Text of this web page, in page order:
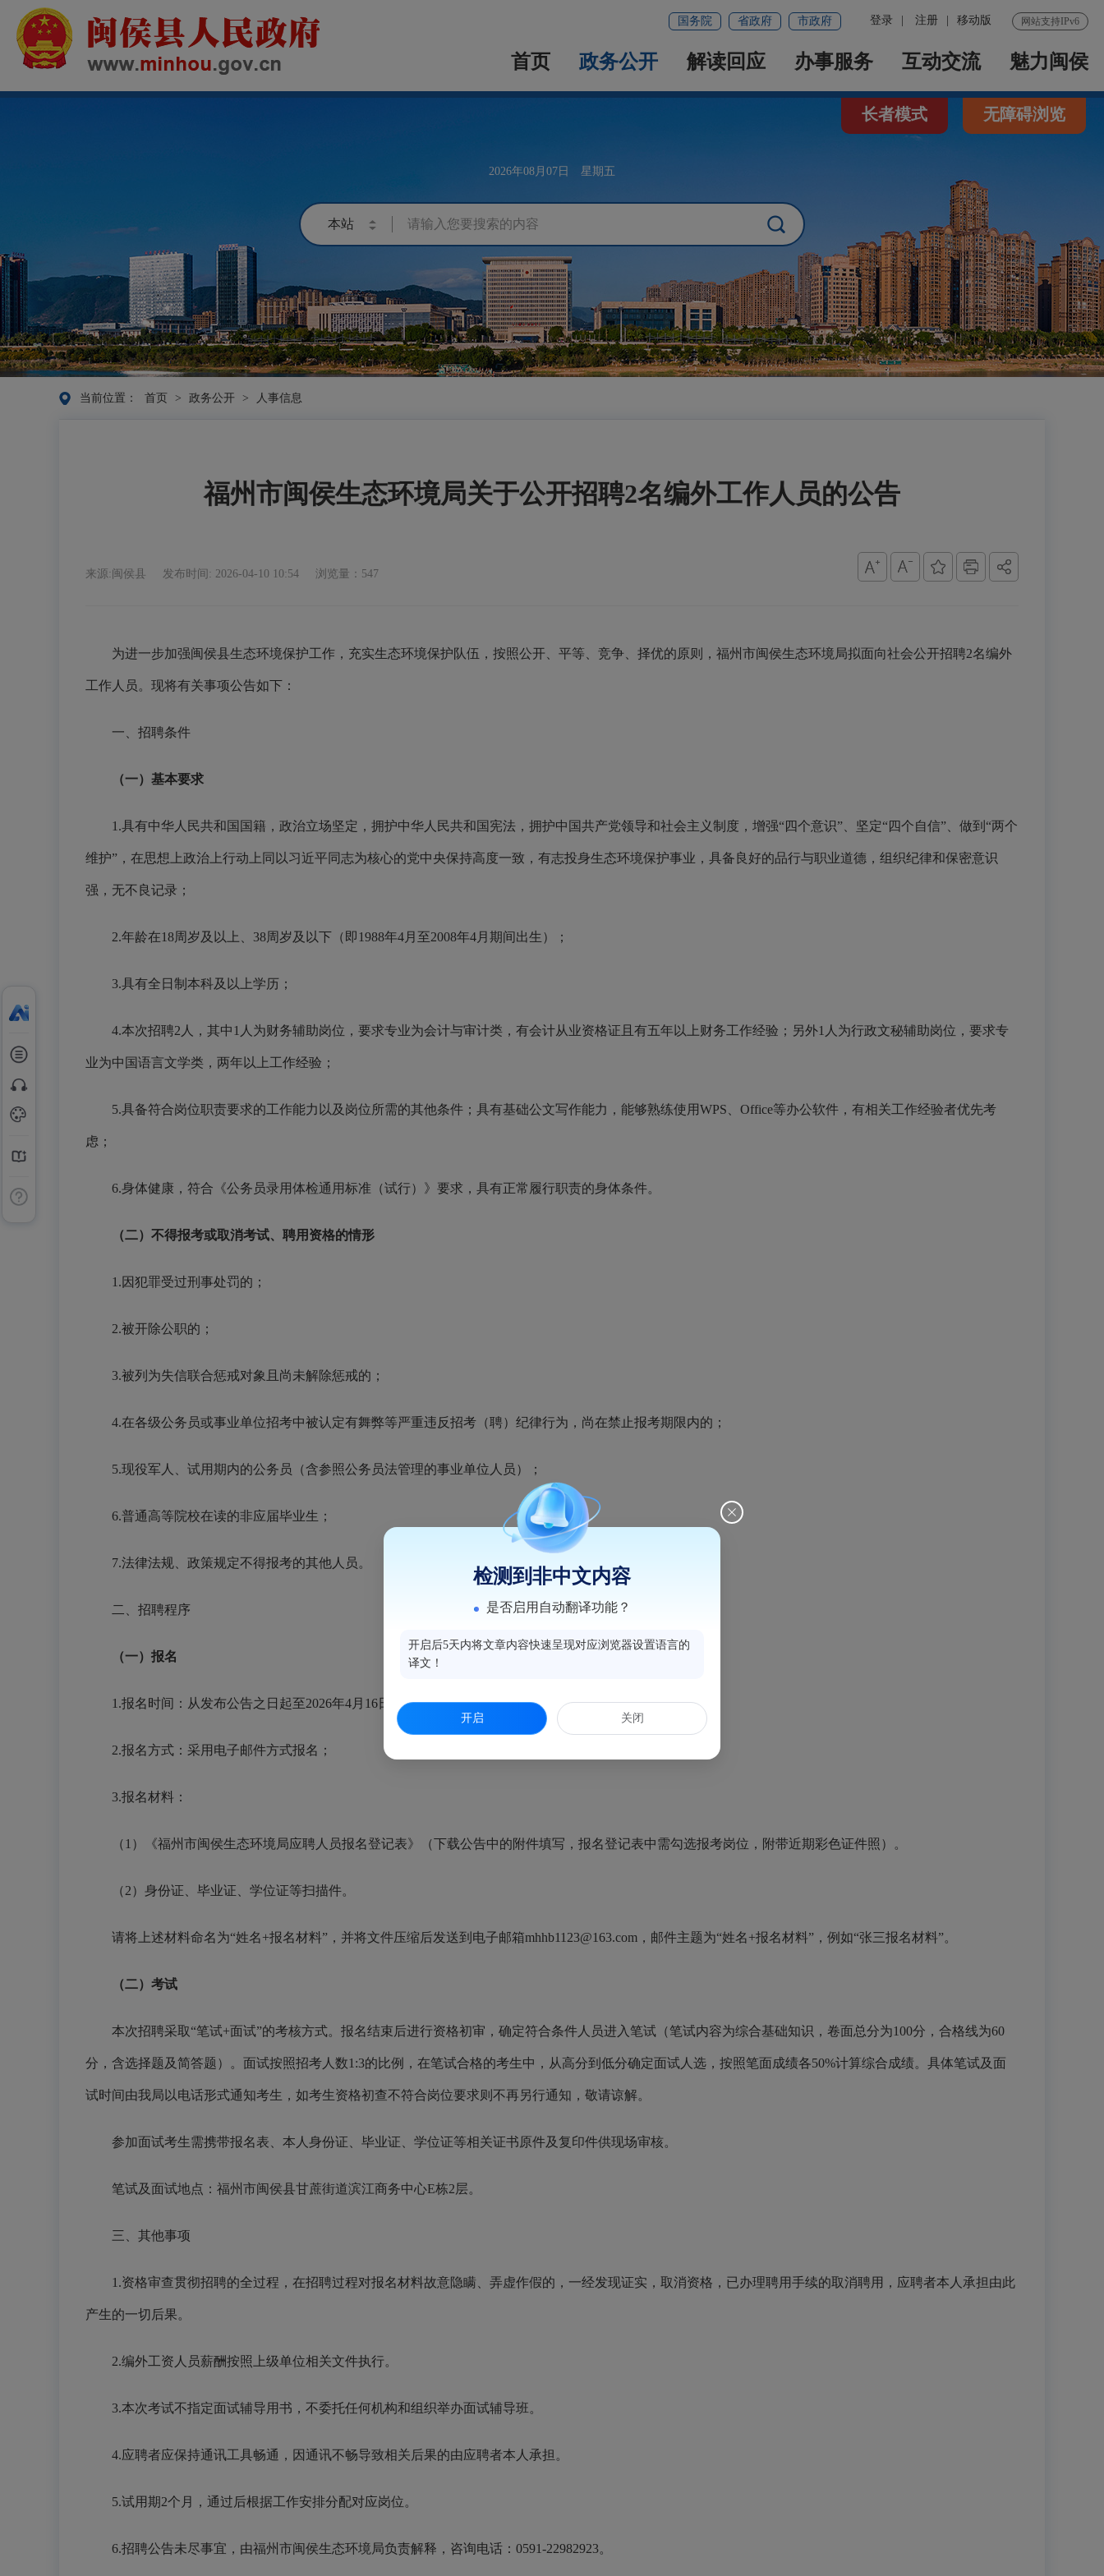
网站支持IPv6
登录 注册 移动版
国务院 省政府 市政府
首页 政务公开 解读回应 办事服务 互动交流 魅力闽侯
2026年08月07日 星期五
长者模式 无障碍浏览
当前位置： 首页 > 政务公开 > 人事信息
福州市闽侯生态环境局关于公开招聘2名编外工作人员的公告
来源:闽侯县 发布时间: 2026-04-10 10:54 浏览量：547
为进一步加强闽侯县生态环境保护工作，充实生态环境保护队伍，按照公开、平等、竞争、择优的原则，福州市闽侯生态环境局拟面向社会公开招聘2名编外
工作人员。现将有关事项公告如下：
一、招聘条件
（一）基本要求
1.具有中华人民共和国国籍，政治立场坚定，拥护中华人民共和国宪法，拥护中国共产党领导和社会主义制度，增强“四个意识”、坚定“四个自信”、做到“两个
维护”，在思想上政治上行动上同以习近平同志为核心的党中央保持高度一致，有志投身生态环境保护事业，具备良好的品行与职业道德，组织纪律和保密意识
强，无不良记录；
2.年龄在18周岁及以上、38周岁及以下（即1988年4月至2008年4月期间出生）；
3.具有全日制本科及以上学历；
4.本次招聘2人，其中1人为财务辅助岗位，要求专业为会计与审计类，有会计从业资格证且有五年以上财务工作经验；另外1人为行政文秘辅助岗位，要求专
业为中国语言文学类，两年以上工作经验；
5.具备符合岗位职责要求的工作能力以及岗位所需的其他条件；具有基础公文写作能力，能够熟练使用WPS、Office等办公软件，有相关工作经验者优先考
虑；
6.身体健康，符合《公务员录用体检通用标准（试行）》要求，具有正常履行职责的身体条件。
（二）不得报考或取消考试、聘用资格的情形
1.因犯罪受过刑事处罚的；
2.被开除公职的；
3.被列为失信联合惩戒对象且尚未解除惩戒的；
4.在各级公务员或事业单位招考中被认定有舞弊等严重违反招考（聘）纪律行为，尚在禁止报考期限内的；
5.现役军人、试用期内的公务员（含参照公务员法管理的事业单位人员）；
6.普通高等院校在读的非应届毕业生；
7.法律法规、政策规定不得报考的其他人员。
二、招聘程序
（一）报名
1.报名时间：从发布公告之日起至2026年4月16日；
2.报名方式：采用电子邮件方式报名；
3.报名材料：
（1）《福州市闽侯生态环境局应聘人员报名登记表》（下载公告中的附件填写，报名登记表中需勾选报考岗位，附带近期彩色证件照）。
（2）身份证、毕业证、学位证等扫描件。
请将上述材料命名为“姓名+报名材料”，并将文件压缩后发送到电子邮箱mhhb1123@163.com，邮件主题为“姓名+报名材料”，例如“张三报名材料”。
（二）考试
本次招聘采取“笔试+面试”的考核方式。报名结束后进行资格初审，确定符合条件人员进入笔试（笔试内容为综合基础知识，卷面总分为100分，合格线为60
分，含选择题及简答题）。面试按照招考人数1:3的比例，在笔试合格的考生中，从高分到低分确定面试人选，按照笔面成绩各50%计算综合成绩。具体笔试及面
试时间由我局以电话形式通知考生，如考生资格初查不符合岗位要求则不再另行通知，敬请谅解。
参加面试考生需携带报名表、本人身份证、毕业证、学位证等相关证书原件及复印件供现场审核。
笔试及面试地点：福州市闽侯县甘蔗街道滨江商务中心E栋2层。
三、其他事项
1.资格审查贯彻招聘的全过程，在招聘过程对报名材料故意隐瞒、弄虚作假的，一经发现证实，取消资格，已办理聘用手续的取消聘用，应聘者本人承担由此
产生的一切后果。
2.编外工资人员薪酬按照上级单位相关文件执行。
3.本次考试不指定面试辅导用书，不委托任何机构和组织举办面试辅导班。
4.应聘者应保持通讯工具畅通，因通讯不畅导致相关后果的由应聘者本人承担。
5.试用期2个月，通过后根据工作安排分配对应岗位。
6.招聘公告未尽事宜，由福州市闽侯生态环境局负责解释，咨询电话：0591-22982923。
检测到非中文内容
是否启用自动翻译功能？
开启后5天内将文章内容快速呈现对应浏览器设置语言的
译文！
开启 关闭